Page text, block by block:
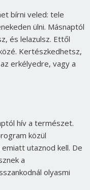
bírni veled: tele
ülni. Másnaptól
és lelazulsz. Ettől
Kertészkedhetsz,
erkélyedre, vagy a
hív a természet.
közül
utaznod kell. De
a
olyasmi